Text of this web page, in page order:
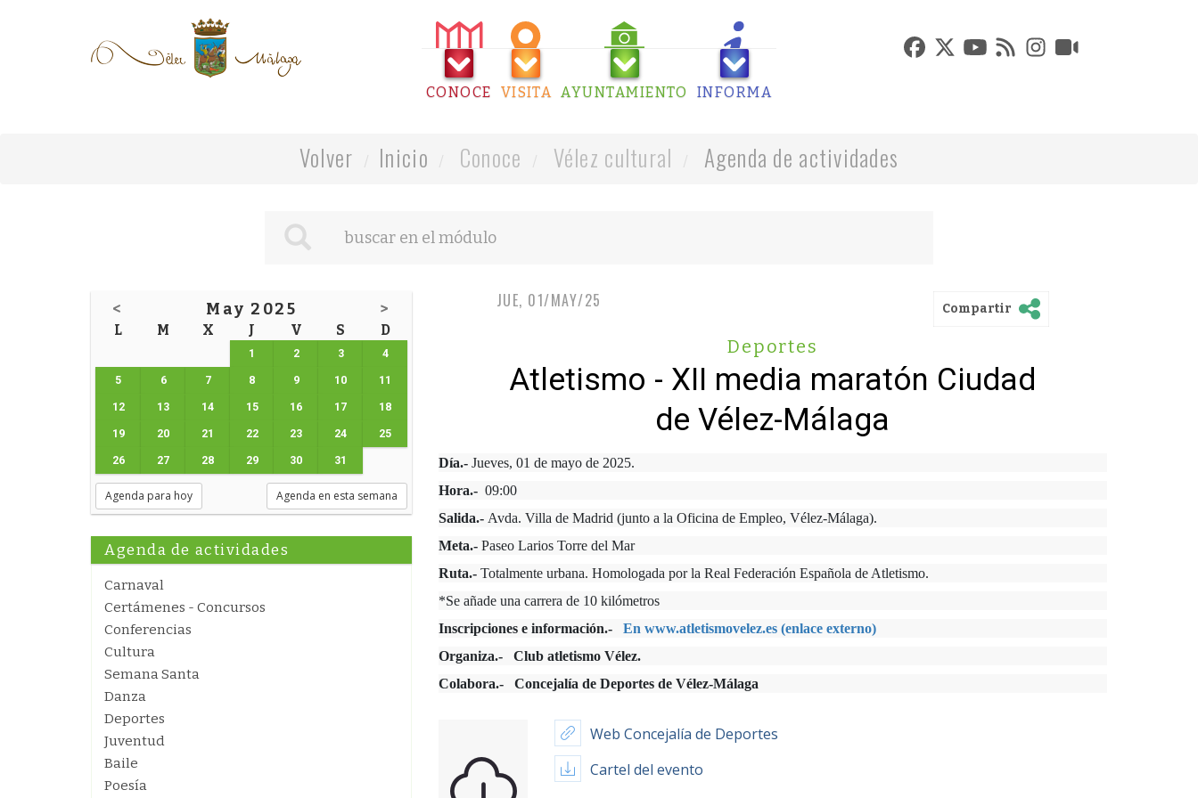
CONOCE VISITA AYUNTAMIENTO INFORMA
Volver Inicio Conoce Vélez cultural Agenda de actividades
< May 2025 >
L M X J V S D
1 2 3 4
5 6 7 8 9 10 11
12 13 14 15 16 17 18
19 20 21 22 23 24 25
26 27 28 29 30 31
Agenda para hoy Agenda en esta semana
Agenda de actividades
Carnaval
Certámenes - Concursos
Conferencias
Cultura
Semana Santa
Danza
Deportes
Juventud
Baile
Poesía
JUE, 01/MAY/25 Compartir
Deportes
Atletismo - XII media maratón Ciudad
de Vélez-Málaga
Día.- Jueves, 01 de mayo de 2025.
Hora.- 09:00
Salida.- Avda. Villa de Madrid (junto a la Oficina de Empleo, Vélez-Málaga).
Meta.- Paseo Larios Torre del Mar
Ruta.- Totalmente urbana. Homologada por la Real Federación Española de Atletismo.
*Se añade una carrera de 10 kilómetros
Inscripciones e información.-
En www.atletismovelez.es (enlace externo)
Organiza.- Club atletismo Vélez.
Colabora.- Concejalía de Deportes de Vélez-Málaga
Web Concejalía de Deportes
Cartel del evento